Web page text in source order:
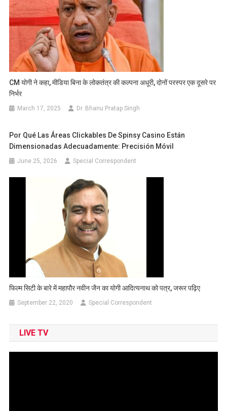
CM योगी ने कहा, मीडिया बिना के लोकतंत्र की कल्पना अधूरी, दोनों परस्पर एक दूसरे पर
निर्भर
March 17, 2025 Dr. Bhanu Pratap Singh
Por Qué Las Áreas Clickables De Spinsy Casino Están
Dimensionadas Adecuadamente: Precisión Móvil
June 25, 2026 Special Correspondent
फिल्म सिटी के बारे में महापौर नवीन जैन का योगी आदित्यनाथ को पत्र, जरूर पढ़िए
September 22, 2020 Special Correspondent
LIVE TV